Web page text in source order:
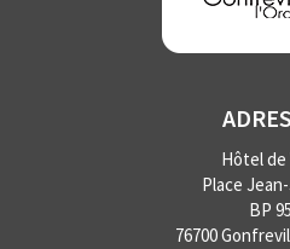
Hôtel de
Place
BP 95
76700